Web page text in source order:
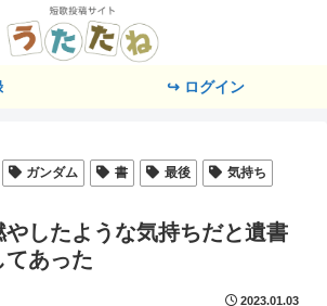
↪ ログイン
ガンダム 書 最後 気持ち
やしたような気持ちだと遺書
てあった
2023.01.03